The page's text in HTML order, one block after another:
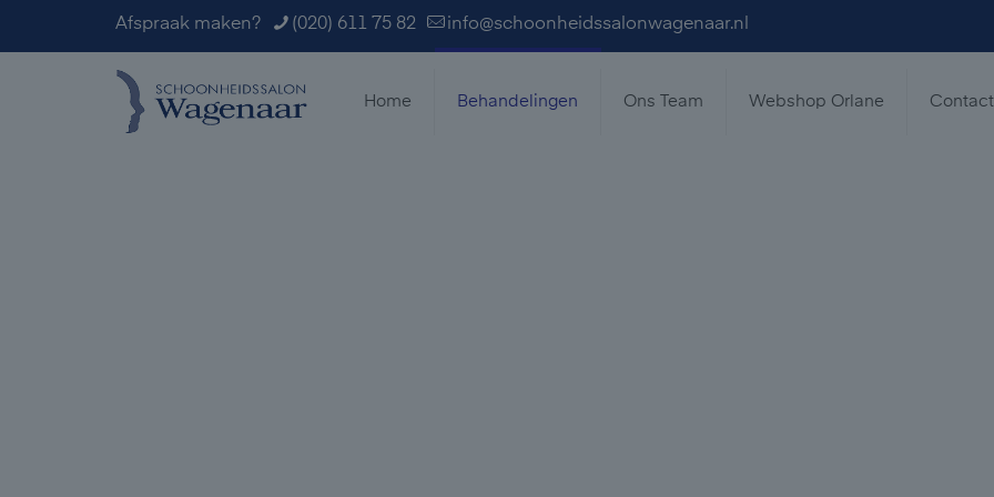
Afspraak maken? (020) 611 75 82 info@schoonheidssalonwagenaar.nl
Home Behandelingen Ons Team Webshop Orlane Contact